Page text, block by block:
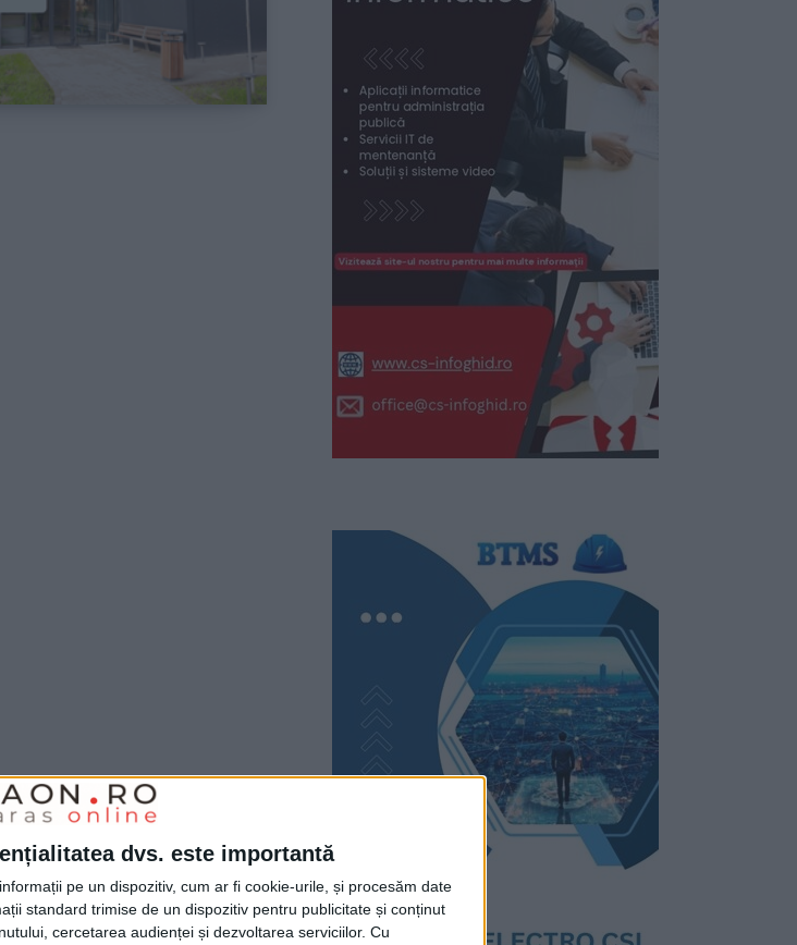
dvs. este importantă
pe un dispozitiv, cum ar fi cookie-urile, și procesăm date
standard trimise de un dispozitiv pentru publicitate și conținut
cercetarea audienței și dezvoltarea serviciilor. Cu